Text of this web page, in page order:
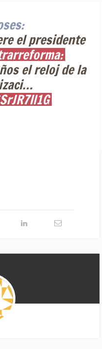
el presidente
el reloj de la